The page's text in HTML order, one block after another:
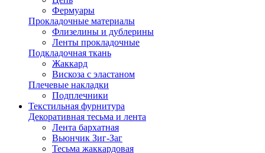
Фермуары
Прокладочные материалы
Флизелины и дублерины
Ленты прокладочные
Подкладочная ткань
Жаккард
Вискоза с эластаном
Плечевые накладки
Подплечники
Текстильная фурнитура
Декоративная тесьма и лента
Лента бархатная
Вьюнчик Зиг-Заг
Тесьма жаккардовая